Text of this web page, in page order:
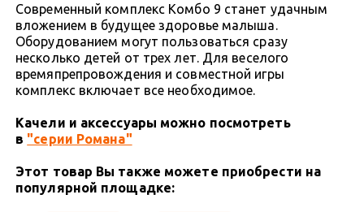
Современный комплекс Комбо 9 станет удачным
вложением в будущее здоровье малыша.
Оборудованием могут пользоваться сразу
несколько детей от трех лет. Для веселого
времяпрепровождения и совместной игры
комплекс включает все необходимое.
Качели и аксессуары можно посмотреть
в "серии Романа"
Этот товар Вы также можете приобрести на
популярной площадке: